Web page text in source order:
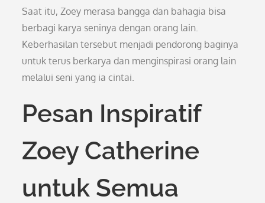
Saat itu, Zoey merasa bangga dan bahagia bisa
berbagi karya seninya dengan orang lain.
Keberhasilan tersebut menjadi pendorong baginya
untuk terus berkarya dan menginspirasi orang lain
melalui seni yang ia cintai.
Pesan Inspiratif
Zoey Catherine
untuk Semua